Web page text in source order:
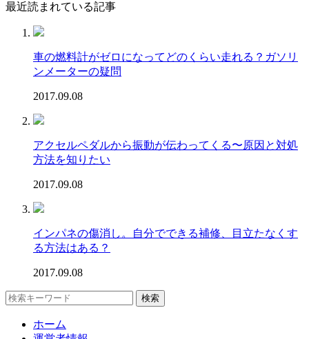
最近読まれている記事
車の燃料計がゼロになってどのくらい走れる？ガソリ
ンメーターの疑問
2017.09.08
アクセルペダルから振動が伝わってくる〜原因と対処
方法を知りたい
2017.09.08
インパネの傷消し。自分でできる補修、目立たなくす
る方法はある？
2017.09.08
ホーム